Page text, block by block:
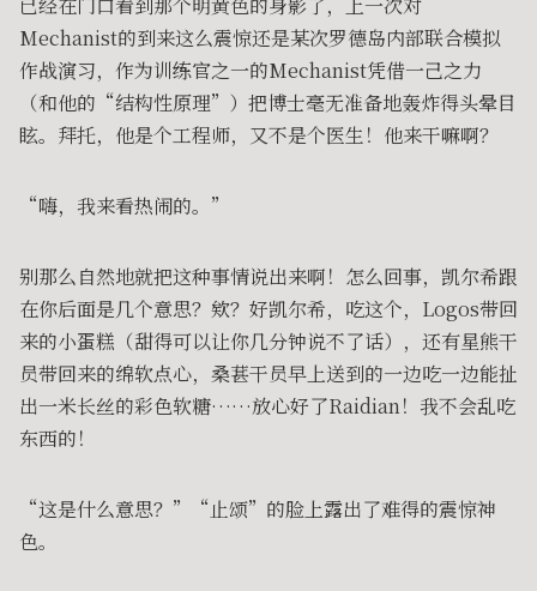
已经在门口看到那个明黄色的身影了，上一次对
Mechanist的到来这么震惊还是某次罗德岛内部联合模拟
作战演习，作为训练官之一的Mechanist凭借一己之力
（和他的“结构性原理”）把博士毫无准备地轰炸得头晕目
眩。拜托，他是个工程师，又不是个医生！他来干嘛啊？
“嗨，我来看热闹的。”
别那么自然地就把这种事情说出来啊！怎么回事，凯尔希跟
在你后面是几个意思？欸？好凯尔希，吃这个，Logos带回
来的小蛋糕（甜得可以让你几分钟说不了话），还有星熊干
员带回来的绵软点心，桑葚干员早上送到的一边吃一边能扯
出一米长丝的彩色软糖……放心好了Raidian！我不会乱吃
东西的！
“这是什么意思？”“止颂”的脸上露出了难得的震惊神
色。